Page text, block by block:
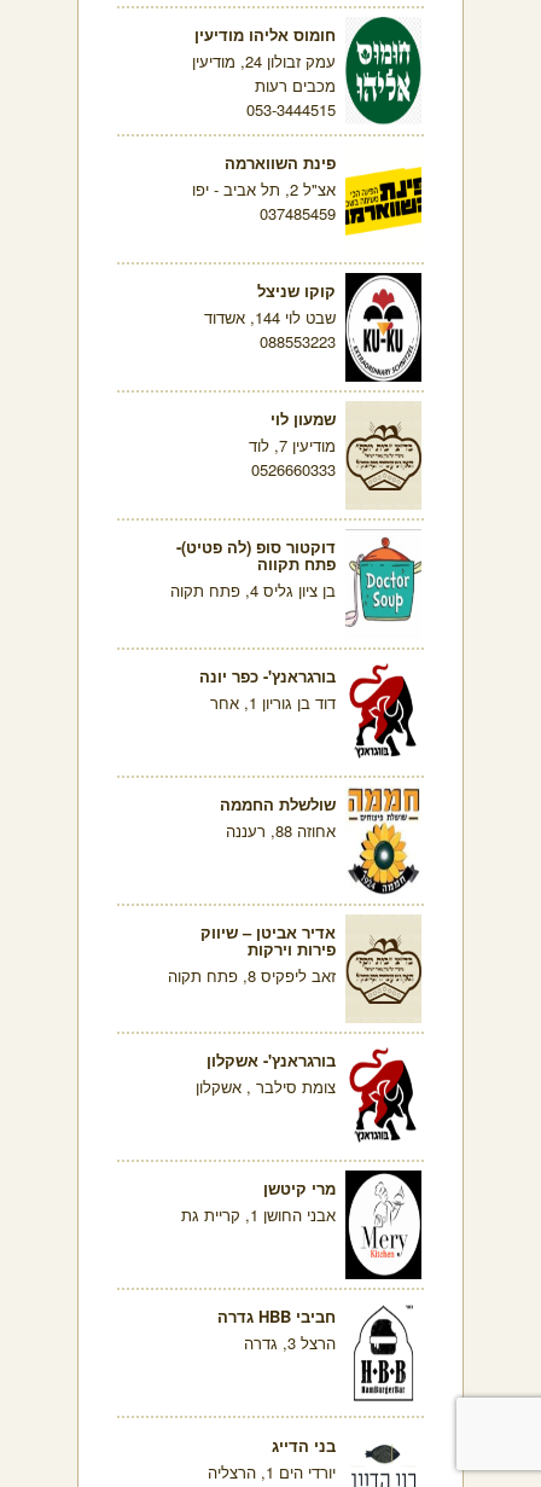
חומוס אליהו מודיעין
עמק זבולון 24, מודיעין
מכבים רעות
053-3444515
פינת השווארמה
אצ"ל 2, תל אביב - יפו
037485459
קוקו שניצל
שבט לוי 144, אשדוד
088553223
שמעון לוי
מודיעין 7, לוד
0526660333
דוקטור סופ (לה פטיט)-
פתח תקווה
בן ציון גליס 4, פתח תקוה
בורגראנץ'- כפר יונה
דוד בן גוריון 1, אחר
שולשלת החממה
אחוזה 88, רעננה
אדיר אביטן – שיווק
פירות וירקות
זאב ליפקיס 8, פתח תקוה
בורגראנץ'- אשקלון
צומת סילבר , אשקלון
מרי קיטשן
אבני החושן 1, קריית גת
חביבי HBB גדרה
הרצל 3, גדרה
בני הדייג
יורדי הים 1, הרצליה